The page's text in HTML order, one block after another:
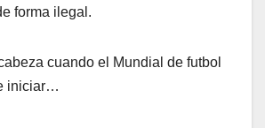
forma ilegal.
cuando el Mundial de futbol
iniciar…